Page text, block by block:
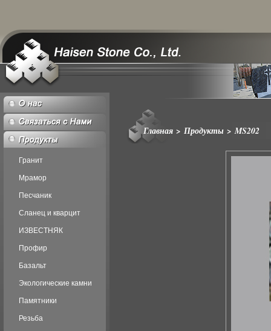
Гранит
Мрамор
Песчаник
Сланец и кварцит
ИЗВЕСТНЯК
Профир
Базальт
Экологические камни
Памятники
Резьба
Главная > Продукты >MS202